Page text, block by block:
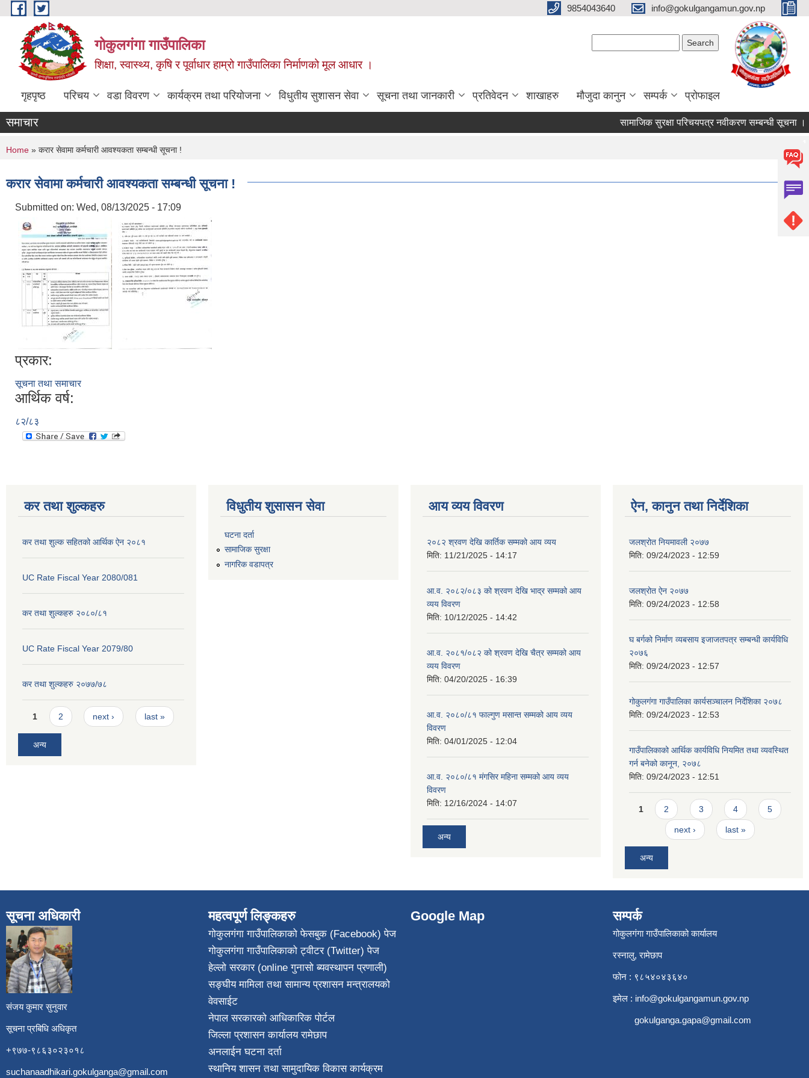
Skip to main content 9854043640 info@gokulgangamun.gov.np
गोकुलगंगा गाउँपालिका
शिक्षा, स्वास्थ्य, कृषि र पूर्वाधार हाम्रो गाउँपालिका निर्माणको मूल आधार ।
गृहपृष्ठ परिचय वडा विवरण कार्यक्रम तथा परियोजना विधुतीय सुशासन सेवा सूचना तथा जानकारी प्रतिवेदन शाखाहरु मौजुदा कानुन सम्पर्क प्रोफाइल
समाचार सामाजिक सुरक्षा परिचयपत्र नवीकरण सम्बन्धी सूचना ।
You are here
Home » करार सेवामा कर्मचारी आवश्यकता सम्बन्धी सूचना !
करार सेवामा कर्मचारी आवश्यकता सम्बन्धी सूचना !
Submitted on: Wed, 08/13/2025 - 17:09
प्रकार:
सूचना तथा समाचार
आर्थिक वर्ष:
८२/८३
कर तथा शुल्कहरु
कर तथा शुल्क सहितको आर्थिक ऐन २०८१
UC Rate Fiscal Year 2080/081
कर तथा शुल्कहरु २०८०/८१
UC Rate Fiscal Year 2079/80
कर तथा शुल्कहरु २०७७/७८
Pages
1 2 next › last »
अन्य
विधुतीय शुसासन सेवा
घटना दर्ता
सामाजिक सुरक्षा
नागरिक वडापत्र
आय व्यय विवरण
२०८२ श्रवण देखि कार्तिक सम्मको आय व्यय
मिति: 11/21/2025 - 14:17
आ.व. २०८२/०८३ को श्रवण देखि भाद्र सम्मको आय
व्यय विवरण
मिति: 10/12/2025 - 14:42
आ.व. २०८१/०८२ को श्रवण देखि चैत्र सम्मको आय
व्यय विवरण
मिति: 04/20/2025 - 16:39
आ.व. २०८०/८१ फाल्गुण मसान्त सम्मको आय व्यय
विवरण
मिति: 04/01/2025 - 12:04
आ.व. २०८०/८१ मंगसिर महिना सम्मको आय व्यय
विवरण
मिति: 12/16/2024 - 14:07
अन्य
ऐन, कानुन तथा निर्देशिका
जलश्रोत नियमावली २०७७
मिति: 09/24/2023 - 12:59
जलश्रोत ऐन २०७७
मिति: 09/24/2023 - 12:58
घ बर्गको निर्माण व्यबसाय इजाजतपत्र सम्बन्धी कार्यविधि
२०७६
मिति: 09/24/2023 - 12:57
गोकुलगंगा गाउँपालिका कार्यसञ्चालन निर्देशिका २०७८
मिति: 09/24/2023 - 12:53
गाउँपालिकाको आर्थिक कार्यविधि नियमित तथा व्यवस्थित
गर्न बनेको कानून, २०७८
मिति: 09/24/2023 - 12:51
Pages
1 2 3 4 5
next › last »
अन्य
सूचना अधिकारी
संजय कुमार सुनुवार
सूचना प्रबिधि अधिकृत
+९७७-९८६३०२३०१८
suchanaadhikari.gokulganga@gmail.com
महत्वपूर्ण लिङ्कहरु
गोकुलगंगा गाउँपालिकाको फेसबुक (Facebook) पेज
गोकुलगंगा गाउँपालिकाको ट्वीटर (Twitter) पेज
हेल्लो सरकार (online गुनासो ब्यवस्थापन प्रणाली)
सङ्घीय मामिला तथा सामान्य प्रशासन मन्त्रालयको
वेवसाईट
नेपाल सरकारको आधिकारिक पोर्टल
जिल्ला प्रशासन कार्यालय रामेछाप
अनलाईन घटना दर्ता
स्थानिय शासन तथा सामुदायिक विकास कार्यक्रम
Google Map सम्पर्क
गोकुलगंगा गाउँपालिकाको कार्यालय
रस्नालु, रामेछाप
फोन : ९८५४०४३६४०
इमेल : info@gokulgangamun.gov.np
gokulganga.gapa@gmail.com